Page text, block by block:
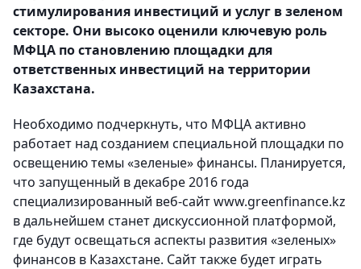
стимулирования инвестиций и услуг в зеленом
секторе. Они высоко оценили ключевую роль
МФЦА по становлению площадки для
ответственных инвестиций на территории
Казахстана.
Необходимо подчеркнуть, что МФЦА активно
работает над созданием специальной площадки по
освещению темы «зеленые» финансы. Планируется,
что запущенный в декабре 2016 года
специализированный веб-сайт www.greenfinance.kz
в дальнейшем станет дискуссионной платформой,
где будут освещаться аспекты развития «зеленых»
финансов в Казахстане. Сайт также будет играть